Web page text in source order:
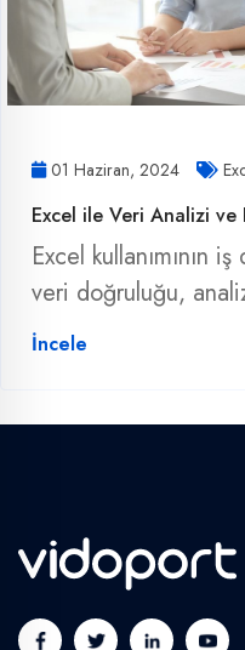
01 Haziran, 2024
Excel ile Veri Analizi ve
Excel kullanımının
veri doğruluğu,
İncele